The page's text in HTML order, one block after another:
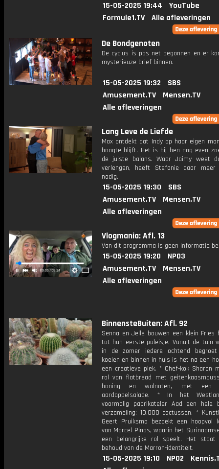
15-05-2025 19:44
YouTube
Formule1.TV
Alle afleveringen
De Bondgenoten
De cyclus is pas net begonnen en er
mysterieuze brief binnen.
15-05-2025 19:32
SBS
Amusement.TV
Mensen.TV
Alle afleveringen
Lang Leve de Liefde
Max ontdekt dat Indy op haar eigen
hoogte blijft. Het is bij hen nog even
de juiste balans. Waar Jaimy weet
verlengen, heeft Stefanie daar
nodig.
15-05-2025 19:30
SBS
Amusement.TV
Mensen.TV
Alle afleveringen
Vlogmania: Afl. 13
Van dit programma is geen informatie
15-05-2025 19:20
NPO3
Amusement.TV
Mensen.TV
Alle afleveringen
BinnensteBuiten: Afl. 92
Senna en Jelle bouwen een klein Fries
tot hun eerste paleisje. Vanuit de tuin
in de zomer iedere ochtend
koeien en binnen in huis is het na een
een creatieve plek. * Chef-kok Sharon
rol van flatbread met
honing en walnoten, met een
aardappelsalade. * In het
voormalig paprikateler Aad een hele
verzameling: 10.000 cactussen. *
Geert Pruiksma bezoekt een hoopvol
van Marcel Pinas, waarin het
een belangrijke rol speelt. Het
behoud van de Marron-identiteit.
15-05-2025 19:10 NPO2